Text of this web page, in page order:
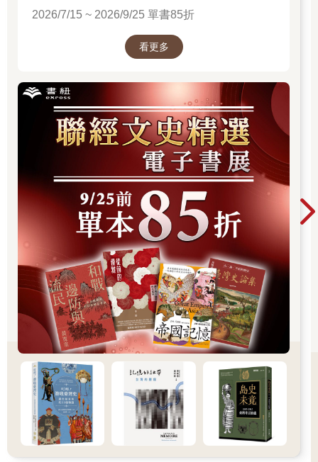
2026/7/15 ~ 2026/9/25 單書85折
看更多